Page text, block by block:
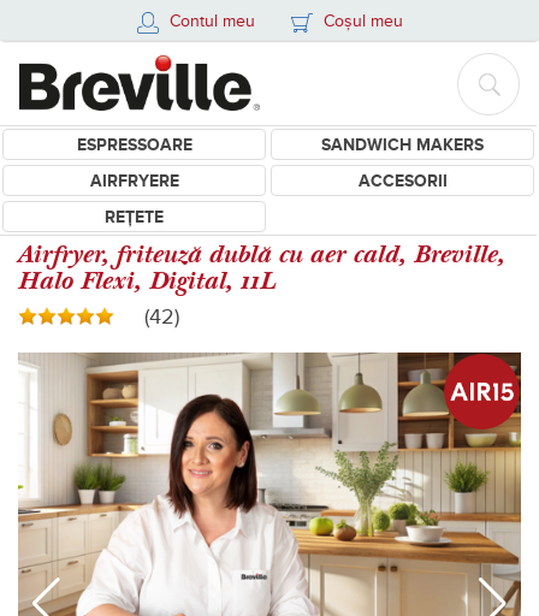
Contul meu Coșul meu
ESPRESSOARE
SANDWICH MAKERS
AIRFRYERE
ACCESORII
REȚETE
Airfryer, friteuză dublă cu aer cald, Breville,
Halo Flexi, Digital, 11L
(42)